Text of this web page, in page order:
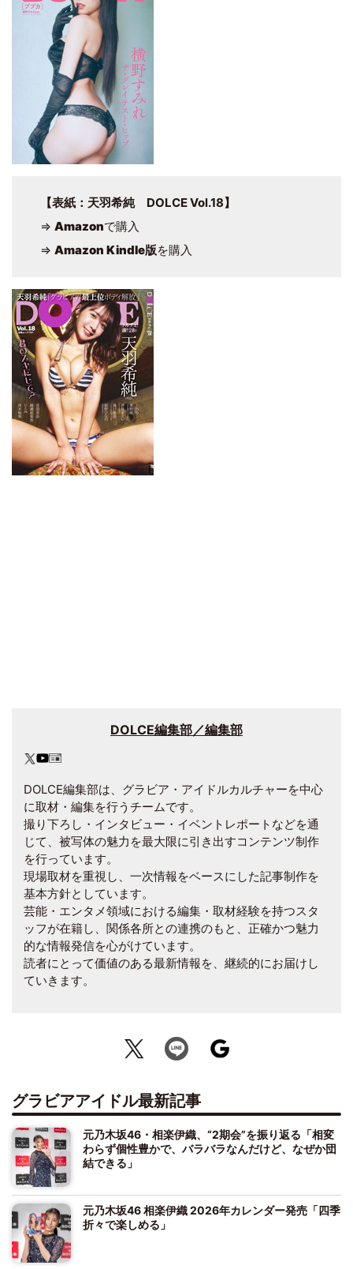
【表紙：天羽希純 DOLCE Vol.18】
⇒ Amazonで購入
⇒ Amazon Kindle版を購入
DOLCE編集部／編集部
DOLCE編集部は、グラビア・アイドルカルチャーを中心
に取材・編集を行うチームです。
撮り下ろし・インタビュー・イベントレポートなどを通
じて、被写体の魅力を最大限に引き出すコンテンツ制作
を行っています。
現場取材を重視し、一次情報をベースにした記事制作を
基本方針としています。
芸能・エンタメ領域における編集・取材経験を持つスタ
ッフが在籍し、関係各所との連携のもと、正確かつ魅力
的な情報発信を心がけています。
読者にとって価値のある最新情報を、継続的にお届けし
ていきます。
グラビアアイドル最新記事
元乃木坂46・相楽伊織、“2期会”を振り返る「相変
わらず個性豊かで、バラバラなんだけど、なぜか団
結できる」
元乃木坂46 相楽伊織 2026年カレンダー発売「四季
折々で楽しめる」